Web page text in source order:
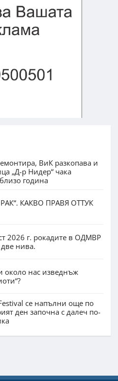
ВиК разкопава и
„Д-р Нидер“ чака
година
КАКВО ПРАВЯ ОТТУК
2026 г. рокадите в ОДМВР
две нива.
около нас изведнъж
се напълни още по
ден започна с далеч по-